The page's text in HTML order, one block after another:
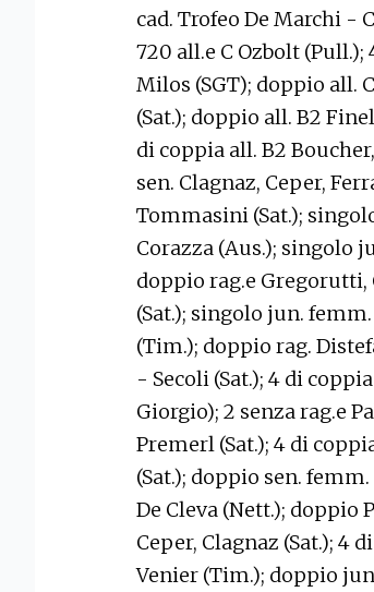
cad. Trofeo De Marchi -
720 all.e C Ozbolt
Milos (SGT); doppio all.
(Sat.); doppio all. B2
di coppia all. B2
sen. Clagnaz, Ceper,
Tommasini (Sat.);
Corazza (Aus.); singolo
doppio rag.e Gregorutti,
(Sat.); singolo jun.
(Tim.); doppio rag.
- Secoli (Sat.); 4 di
Giorgio); 2 senza rag.e
Premerl (Sat.); 4 di
(Sat.); doppio sen.
De Cleva (Nett.); doppio
Ceper, Clagnaz (Sat.); 4
Venier (Tim.); doppio